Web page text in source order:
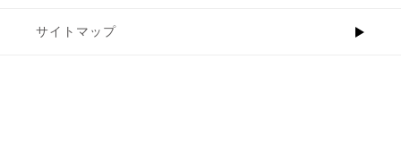
サイトマップ